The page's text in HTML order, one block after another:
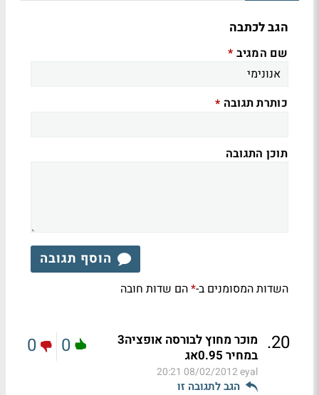
הגב לכתבה
שם המגיב *
כותרת תגובה *
תוכן התגובה
הוסף תגובה
השדות המסומנים ב-*הם שדות חובה
20
.
מוכר מחוץ לבורסה אופציה3
במחיר 0.95אג
eyal
08/02/2012 20:21
הגב לתגובה זו
0
0